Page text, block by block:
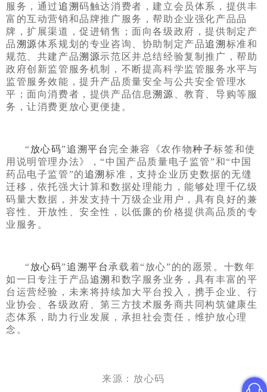
服务，通过追溯码触达消费者，建立会员体系，提供丰
富的互动营销和品牌推广服务，帮助企业强化产品品
牌，扩展渠道，促进销售；面向各级政府，提供制定产
品溯源体系规划的专业咨询、协助制定产品追溯 标准和
规范、共建产品溯源示范区并总结经验复制推广，帮助
政府创新监管服务机制，不断提高科学监管服务水平与
监管服务效能，提升产品质量安全与公共安全管理水
平；面向消费者，提供产品信息溯源 、教育、导购等服
务，让消费更放心更便捷。
“放心码”追溯平台 完全兼容《农作物种子标签和使
用说明管理办法》，“中国产品质量电子监管”和“中国
药品电子监管”的追溯标准，支持企业历史数据的无缝
迁移，依托强大计算和数据处理能力，能够处理千亿级
码量大数据，并发支持十万级企业用户，具有良好的兼
容性、开放性、安全性，以低廉的价格提供高品质的专
业服务。
“放心码”追溯平台承载着“放心”的的愿景。十数年
如一日专注于产品追溯和数字服务业务，具有丰富的平
台运营经验，未来将持续加大平台投入，携手企业、行
业协会、各级政府、第三方技术服务商共同构筑健康生
态体系，助力行业发展，承担社会责任，维护放心理
念。
来源：放心码